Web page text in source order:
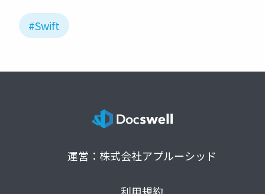
#Swift
運営：株式会社アプルーシッド
利用規約